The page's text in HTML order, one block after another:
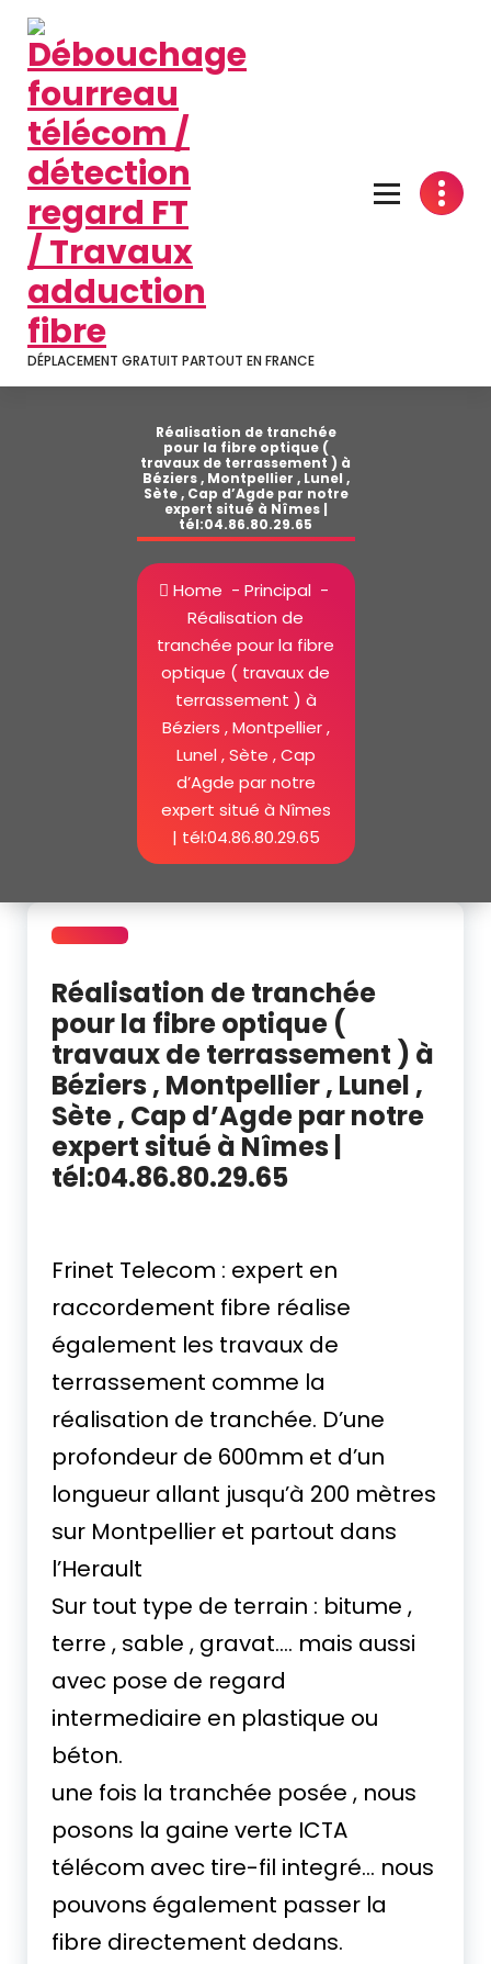
contenu
DÉPLACEMENT GRATUIT PARTOUT EN FRANCE
Réalisation de tranchée
pour la fibre optique (
travaux de terrassement ) à
Béziers , Montpellier , Lunel ,
Sète , Cap d’Agde par notre
expert situé à Nîmes |
tél:04.86.80.29.65
Home - Principal-
Réalisation de
tranchée pour la fibre
optique ( travaux de
terrassement ) à
Béziers , Montpellier ,
Lunel , Sète , Cap
d’Agde par notre
expert situé à Nîmes
| tél:04.86.80.29.65
Réalisation de tranchée
pour la fibre optique (
travaux de terrassement ) à
Béziers , Montpellier , Lunel ,
Sète , Cap d’Agde par notre
expert situé à Nîmes |
tél:04.86.80.29.65
Frinet Telecom : expert en
raccordement fibre réalise
également les travaux de
terrassement comme la
réalisation de tranchée. D’une
profondeur de 600mm et d’un
longueur allant jusqu’à 200 mètres
sur Montpellier et partout dans
l’Herault
Sur tout type de terrain : bitume ,
terre , sable , gravat…. mais aussi
avec pose de regard
intermediaire en plastique ou
béton.
une fois la tranchée posée , nous
posons la gaine verte ICTA
télécom avec tire-fil integré… nous
pouvons également passer la
fibre directement dedans.